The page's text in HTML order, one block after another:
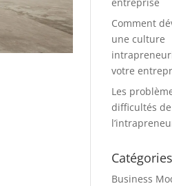
Comment
une culture
votre
Les
difficultés de
Catégories
Business